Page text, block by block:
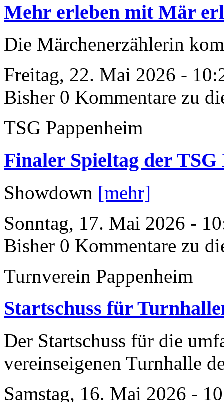
Mehr erleben mit Mär
Die Märchenerzählerin
Freitag, 22. Mai 2026 -
Bisher 0 Kommentare zu
TSG Pappenheim
Finaler Spieltag der TSG
Showdown [mehr]
Sonntag, 17. Mai 2026 -
Bisher 0 Kommentare zu
Turnverein Pappenheim
Startschuss für
Der Startschuss für die
vereinseigenen Turnhalle
Samstag, 16. Mai 2026 -